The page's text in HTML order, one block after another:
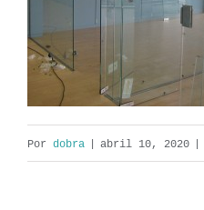
Por dobra | abril 10, 2020 |